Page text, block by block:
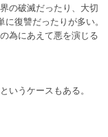
の破滅だったり、大切
復讐だったりが多い。
為にあえて悪を演じる
いうケースもある。